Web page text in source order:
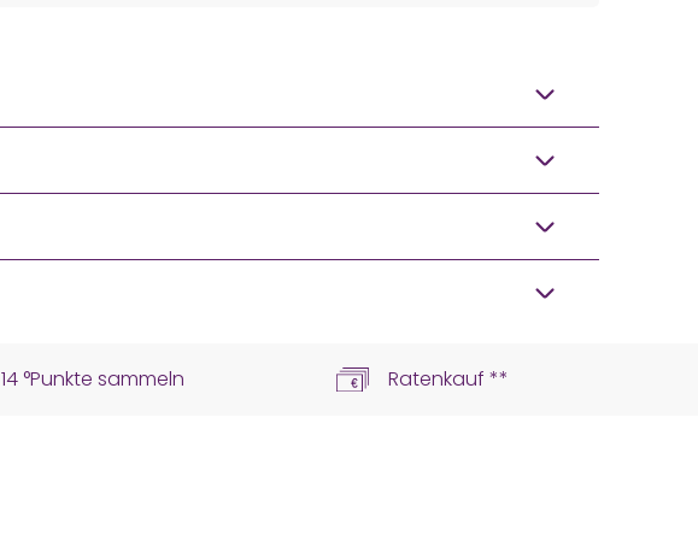
14 °Punkte sammeln Ratenkauf **